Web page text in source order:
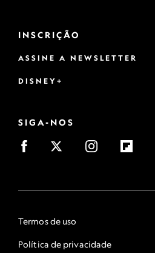
INSCRIÇÃO
ASSINE A NEWSLETTER
DISNEY+
SIGA-NOS
Termos de uso
Política de privacidade